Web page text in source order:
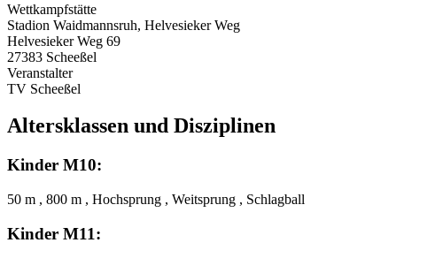
Wettkampfstätte
Stadion Waidmannsruh, Helvesieker Weg
Helvesieker Weg 69
27383 Scheeßel
Veranstalter
TV Scheeßel
Altersklassen und Disziplinen
Kinder M10:
50 m , 800 m , Hochsprung , Weitsprung , Schlagball
Kinder M11: